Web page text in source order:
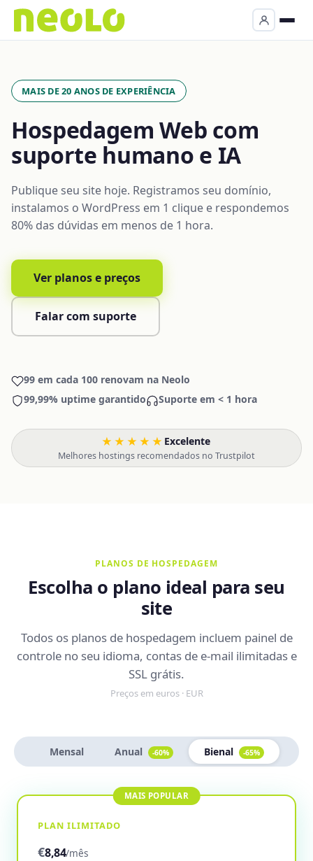
MAIS DE 20 ANOS DE EXPERIÊNCIA
Hospedagem Web com
suporte humano e IA
Publique seu site hoje. Registramos seu domínio,
instalamos o WordPress em 1 clique e respondemos
80% das dúvidas em menos de 1 hora.
Ver planos e preços
Falar com suporte
99 em cada 100 renovam na Neolo
99,99% uptime garantido
Suporte em < 1 hora
★★★★★ Excelente·
Melhores hostings recomendados no Trustpilot
PLANOS DE HOSPEDAGEM
Escolha o plano ideal para seu
site
Todos os planos de hospedagem incluem painel de
controle no seu idioma, contas de e-mail ilimitadas e
SSL grátis.
Preços em euros · EUR
Mensal Anual -60% Bienal -65%
PLAN ILIMITADO
€8,84/mês